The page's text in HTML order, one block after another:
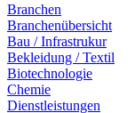
Branchen
Branchenübersicht
Bau / Infrastrukur
Bekleidung / Textil
Biotechnologie
Chemie
Dienstleistungen